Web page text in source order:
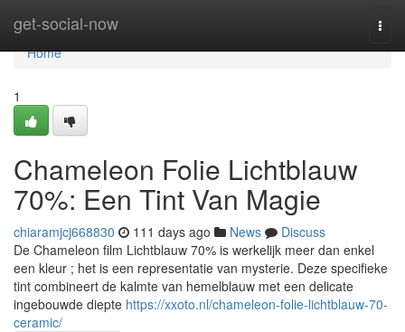
get-social-now
Home
Home
1
Chameleon Folie Lichtblauw
70%: Een Tint Van Magie
chiaramjcj668830 111 days ago News
Discuss
De Chameleon film Lichtblauw 70% is werkelijk meer dan enkel
een kleur ; het is een representatie van mysterie. Deze specifieke
tint combineert de kalmte van hemelblauw met een delicate
ingebouwde diepte https://xxoto.nl/chameleon-folie-lichtblauw-70-
ceramic/